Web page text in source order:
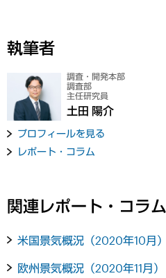
執筆者
調査・開発本部
調査部
主任研究員
土田 陽介
プロフィールを見る
レポート・コラム
関連レポート・コラム
米国景気概況（2020年10月）
欧州景気概況（2020年11月）